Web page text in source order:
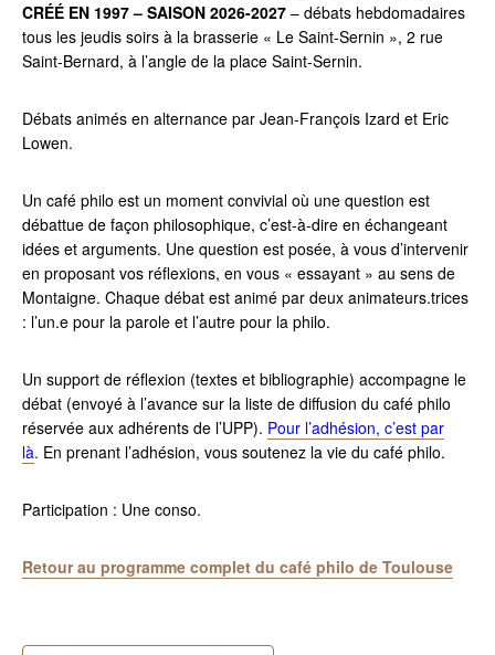
CRÉÉ EN 1997 – SAISON 2026-2027 – débats hebdomadaires
tous les jeudis soirs à la brasserie « Le Saint-Sernin », 2 rue
Saint-Bernard, à l’angle de la place Saint-Sernin.
Débats animés en alternance par Jean-François Izard et Eric
Lowen.
Un café philo est un moment convivial où une question est
débattue de façon philosophique, c’est-à-dire en échangeant
idées et arguments. Une question est posée, à vous d’intervenir
en proposant vos réflexions, en vous « essayant » au sens de
Montaigne. Chaque débat est animé par deux animateurs.trices
: l’un.e pour la parole et l’autre pour la philo.
Un support de réflexion (textes et bibliographie) accompagne le
débat (envoyé à l’avance sur la liste de diffusion du café philo
réservée aux adhérents de l’UPP). Pour l’adhésion, c’est par
là. En prenant l’adhésion, vous soutenez la vie du café philo.
Participation : Une conso.
Retour au programme complet du café philo de Toulouse